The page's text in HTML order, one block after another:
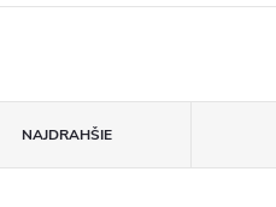
NAJDRAHŠIE